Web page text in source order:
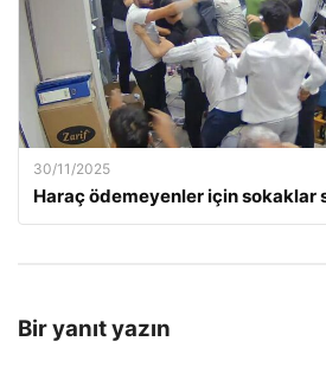
30/11/2025
Haraç ödemeyenler için sokaklar
Bir yanıt yazın